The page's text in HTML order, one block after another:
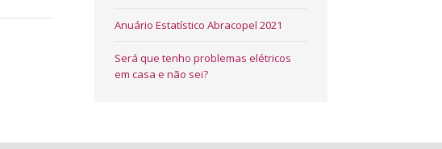
Anuário Estatístico Abracopel 2021
Será que tenho problemas elétricos
em casa e não sei?